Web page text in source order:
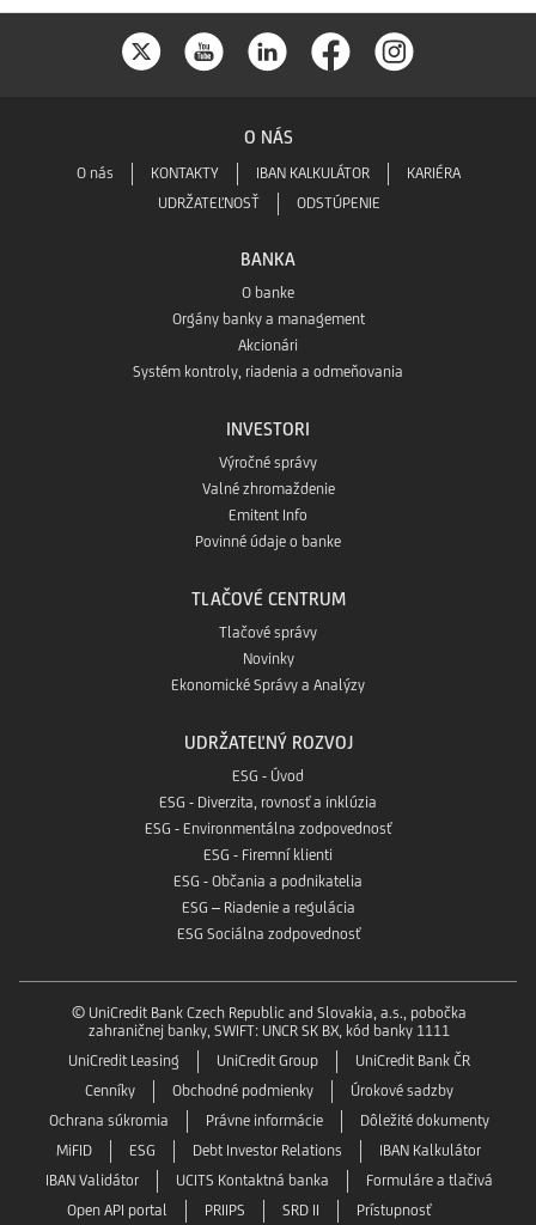
O NÁS
O nás KONTAKTY IBAN KALKULÁTOR
KARIÉRA
UDRŽATEĽNOSŤ
ODSTÚPENIE
BANKA
O banke
Orgány banky a management
Akcionári
Systém kontroly, riadenia a odmeňovania
INVESTORI
Výročné správy
Valné zhromaždenie
Emitent Info
Povinné údaje o banke
TLAČOVÉ CENTRUM
Tlačové správy
Novinky
Ekonomické Správy a Analýzy
UDRŽATEĽNÝ ROZVOJ
ESG - Úvod
ESG - Diverzita, rovnosť a inklúzia
ESG - Environmentálna zodpovednosť
ESG - Firemní klienti
ESG - Občania a podnikatelia
ESG – Riadenie a regulácia
ESG Sociálna zodpovednosť
© UniCredit Bank Czech Republic and Slovakia, a.s., pobočka
zahraničnej banky, SWIFT: UNCR SK BX, kód banky 1111
UniCredit Leasing
UniCredit Group
UniCredit Bank ČR
Cenníky
Obchodné podmienky
Úrokové sadzby
Ochrana súkromia
Právne informácie
Dôležité dokumenty
MiFID
ESG Debt Investor Relations
IBAN Kalkulátor
IBAN Validátor
UCITS Kontaktná banka
Formuláre a tlačivá
Open API portal
PRIIPS SRD II Prístupnosť